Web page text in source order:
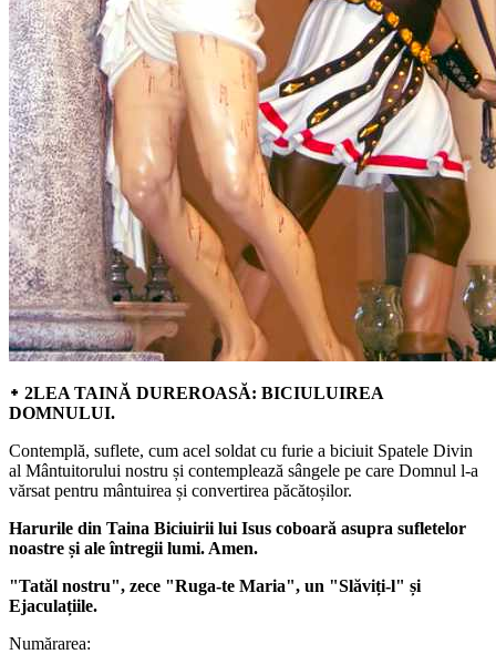
᛭ 2LEA TAINĂ DUREROASĂ: BICIULUIREA
DOMNULUI.
Contemplă, suflete, cum acel soldat cu furie a biciuit Spatele Divin
al Mântuitorului nostru și contemplează sângele pe care Domnul l-a
vărsat pentru mântuirea și convertirea păcătoșilor.
Harurile din Taina Biciuirii lui Isus coboară asupra sufletelor
noastre și ale întregii lumi. Amen.
"Tatăl nostru", zece "Ruga-te Maria", un "Slăviți-l" și
Ejaculațiile.
Numărarea: